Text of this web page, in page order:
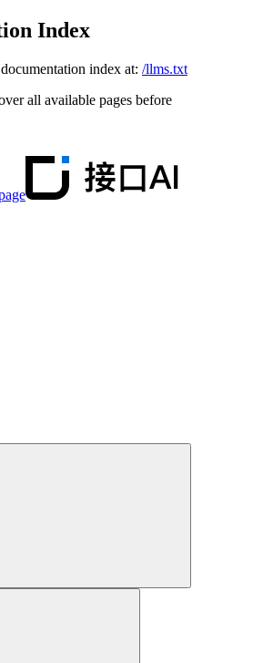
Index
index at: /llms.txt
all available pages before